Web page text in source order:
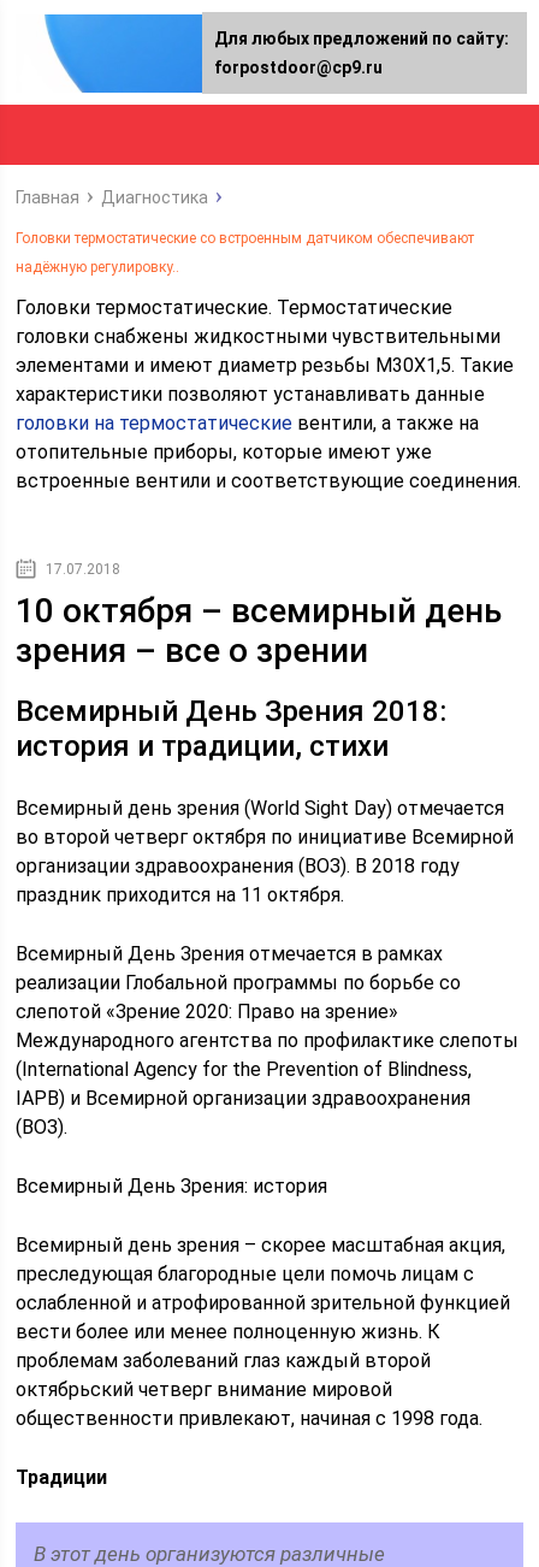
Главная Диагностика
Головки термостатические со встроенным датчиком обеспечивают
надёжную регулировку..
Головки термостатические. Термостатические
головки снабжены жидкостными чувствительными
элементами и имеют диаметр резьбы М30Х1,5. Такие
характеристики позволяют устанавливать данные
головки на термостатические вентили, а также на
отопительные приборы, которые имеют уже
встроенные вентили и соответствующие соединения.
17.07.2018
10 октября – всемирный день
зрения – все о зрении
Всемирный День Зрения 2018:
история и традиции, стихи
Всемирный день зрения (World Sight Day) отмечается
во второй четверг октября по инициативе Всемирной
организации здравоохранения (ВОЗ). В 2018 году
праздник приходится на 11 октября.
Всемирный День Зрения отмечается в рамках
реализации Глобальной программы по борьбе со
слепотой «Зрение 2020: Право на зрение»
Международного агентства по профилактике слепоты
(International Agency for the Prevention of Blindness,
IAPB) и Всемирной организации здравоохранения
(ВОЗ).
Всемирный День Зрения: история
Всемирный день зрения – скорее масштабная акция,
преследующая благородные цели помочь лицам с
ослабленной и атрофированной зрительной функцией
вести более или менее полноценную жизнь. К
проблемам заболеваний глаз каждый второй
октябрьский четверг внимание мировой
общественности привлекают, начиная с 1998 года.
Традиции
В этот день организуются различные
Для любых предложений по сайту:
forpostdoor@cp9.ru